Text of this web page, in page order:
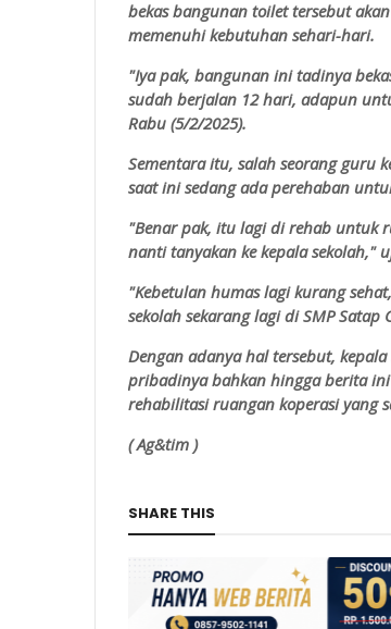
bekas bangunan toilet tersebut
memenuhi kebutuhan sehari-hari.
"Iya pak, bangunan ini tadinya
sudah berjalan 12 hari, adapun
Rabu (5/2/2025).
Sementara itu, salah seorang guru
saat ini sedang ada perehaban
"Benar pak, itu lagi di rehab untuk
nanti tanyakan ke kepala sekolah,"
"Kebetulan humas lagi kurang
sekolah sekarang lagi di SMP Satap
Dengan adanya hal tersebut,
pribadinya bahkan hingga berita
rehabilitasi ruangan koperasi yang
( Ag&tim )
SHARE THIS